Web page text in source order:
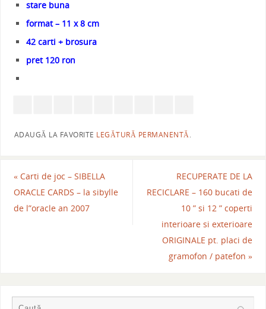
stare buna
format – 11 x 8 cm
42 carti + brosura
pret 120 ron
ADAUGĂ LA FAVORITE LEGĂTURĂ PERMANENTĂ.
«Carti de joc – SIBELLA
ORACLE CARDS – la sibylle
de l”oracle an 2007
RECUPERATE DE LA
RECICLARE – 160 bucati de
10 ” si 12 ” coperti
interioare si exterioare
ORIGINALE pt. placi de
gramofon / patefon»